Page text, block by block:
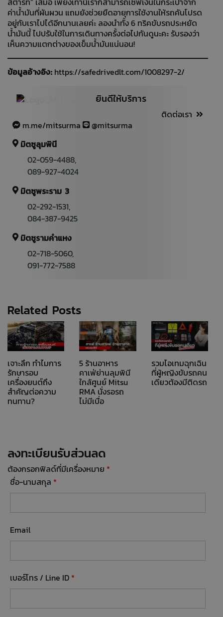
สตาร์ท” เสมอ เพียงเท่านี้เราก็สามารถเซฟเงินในกระเป๋าจาก
ค่าน้ำมันที่ผันผวน แถมยังช่วยยืดอายุการใช้งานให้รถคันโปรด
อยู่กับเราไปได้อีกนานเลยค่ะ ลองนำทั้ง 6 ทริคขับรถประหยัด
น้ำมันนี้ ไปปรับใช้ในการเดินทางครั้งต่อไปกันดูนะคะ รับรองว่า
เห็นความแตกต่างของเข็มน้ำมันแน่นอน!
ข้อมูลอ้างอิง: https://safedrivedlt.com/1008297-2/
ยินดีให้บริการ
ติดต่อเรา
m.me/mitsurma
@mitsurma
มิตซูลุมพินี
02-059-4488
089-927-4024
มิตซูพระราม 3
02-292-1531
084-387-9425
มิตซูรามคำแหง
02-718-5060,
091-772-7588
Related Posts
เจาะลึก ทำไมการ
รักษารอบ
เครื่องยนต์ถึง
สำคัญต่อความ
ทนทาน?
5 ร้านอาหาร
คาเฟ่ย่านลุมพินี
ใกล้ศูนย์ Mitsu
RMA นั่งรอรถ
ไม่มีเบื่อ
รวมไอเทมฉุกเฉิน
ที่ผู้หญิงขับรถคน
เดียวต้องมีติดรถ
ลงทะเบียนรับส่วนลด
ต้องกรอกฟิลด์ที่มีเครื่องหมาย *
ชื่อ-นามสกุล *
Email
เบอร์โทร / Line ID *